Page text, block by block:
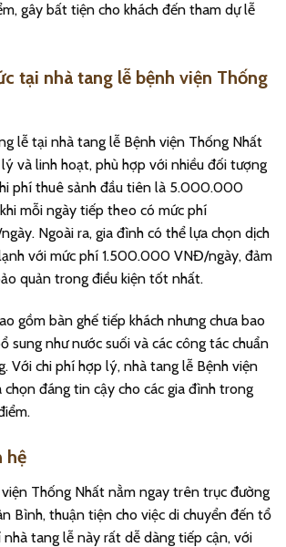
gây bất tiện cho khách đến tham dự lễ
tại nhà tang lễ bệnh viện Thống
lễ tại nhà tang lễ Bệnh viện Thống Nhất
và linh hoạt, phù hợp với nhiều đối tượng
phí thuê sảnh đầu tiên là 5.000.000
mỗi ngày tiếp theo có mức phí
Ngoài ra, gia đình có thể lựa chọn dịch
với mức phí 1.500.000 VNĐ/ngày, đảm
quản trong điều kiện tốt nhất.
gồm bàn ghế tiếp khách nhưng chưa bao
sung như nước suối và các công tác chuẩn
Với chi phí hợp lý, nhà tang lễ Bệnh viện
chọn đáng tin cậy cho các gia đình trong
hệ
Thống Nhất nằm ngay trên trục đường
Bình, thuận tiện cho việc di chuyển đến tổ
nhà tang lễ này rất dễ dàng tiếp cận, với